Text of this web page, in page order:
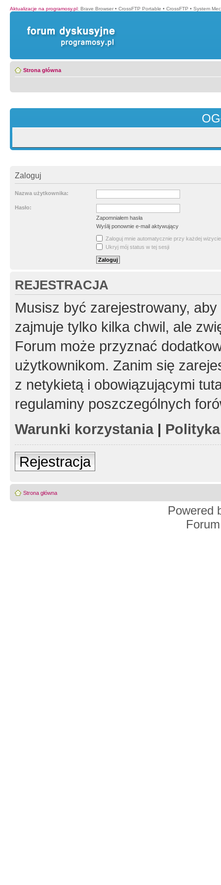
Aktualizacje na programosy.pl: Brave Browser • CrossFTP Portable • CrossFTP • System
Strona główna
Zaloguj
Nazwa użytkownika:
Hasło:
Zapomniałem hasła
Wyślij ponownie e-mail aktywujący
Zaloguj mnie automatycznie przy każdej wizycie
Ukryj mój status w tej sesji
REJESTRACJA
Musisz być zarejestrowany,
zajmuje tylko kilka chwil, ale
Forum może przyznać
użytkownikom. Zanim się
z netykietą i obowiązującymi
regulaminy poszczególnych
Warunki korzystania|
Rejestracja
Strona główna
Powered